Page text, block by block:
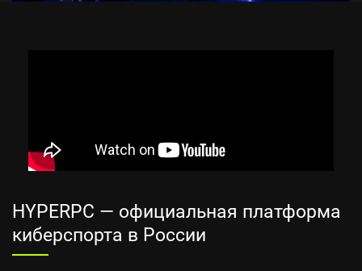
HYPERPC — официальная платформа
киберспорта в России